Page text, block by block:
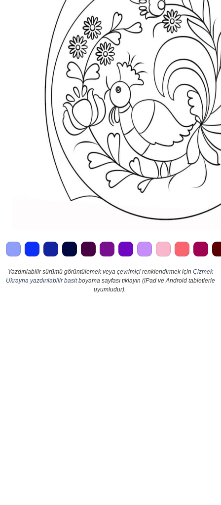
Yazdırılabilir sürümü görüntülemek veya çevrimiçi renklendirmek için Çizmek
Ukrayna yazdırılabilir basitboyama sayfası tıklayın (iPad ve Android tabletlerle
uyumludur).